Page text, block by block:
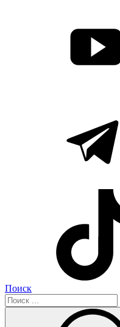
Поиск